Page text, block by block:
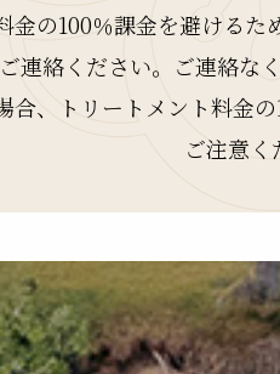
金の100％課金を避けるた
連絡ください。ご連絡な
合、トリートメント料金
ご注意く